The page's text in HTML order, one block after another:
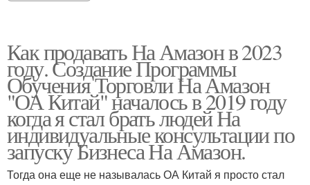
Как продавать На Амазон в 2023
году. Создание Программы
Обучения Торговли На Амазон
"ОА Китай" началось в 2019 году
когда я стал брать людей На
индивидуальные консультации по
запуску Бизнеса На Амазон.
Тогда она еще не называлась ОА Китай я просто стал